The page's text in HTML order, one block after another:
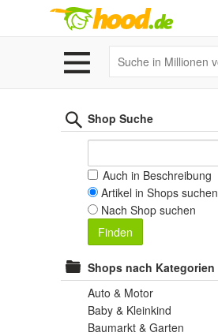
Shop Suche
Auch in Beschreibung
Artikel in Shops suchen
Nach Shop suchen
Finden
Shops nach Kategorien
Auto & Motor
Baby & Kleinkind
Baumarkt & Garten